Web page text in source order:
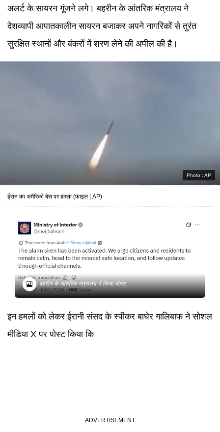
अलर्ट के सायरन गूंजने लगे। बहरीन के आंतरिक मंत्रालय ने
देशव्यापी आपातकालीन सायरन बजाकर अपने नागरिकों से तुरंत
सुरक्षित स्थानों और बंकरों में शरण लेने की अपील की है।
Photo : AP
ईरान का अमेरिकी बेस पर हमला (फाइल | AP)
बहरीन के आंतरिक मंत्रालय ने किया पोस्ट
इन हमलों को लेकर ईरानी संसद के स्पीकर बाघेर गालिबाफ ने सोशल
मीडिया X पर पोस्ट किया कि